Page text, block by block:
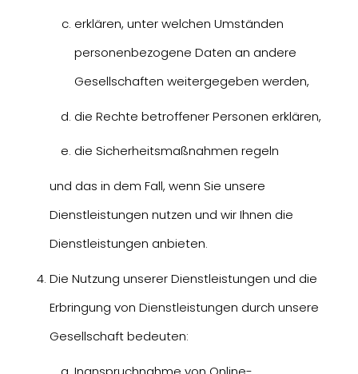
erklären, unter welchen Umständen
personenbezogene Daten an andere
Gesellschaften weitergegeben werden,
die Rechte betroffener Personen erklären,
die Sicherheitsmaßnahmen regeln
und das in dem Fall, wenn Sie unsere
Dienstleistungen nutzen und wir Ihnen die
Dienstleistungen anbieten.
Die Nutzung unserer Dienstleistungen und die
Erbringung von Dienstleistungen durch unsere
Gesellschaft bedeuten: